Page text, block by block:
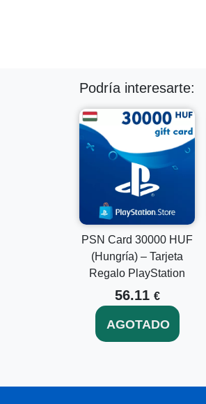
Podría interesarte:
PSN Card 30000 HUF
(Hungría) – Tarjeta
Regalo PlayStation
56.11 €
AGOTADO